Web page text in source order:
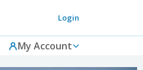
Login
My Account